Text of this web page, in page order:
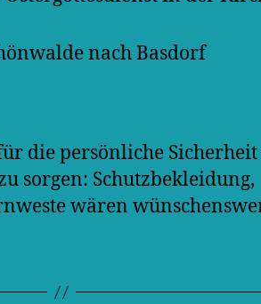
nach Basdorf
die persönliche
sorgen: Schutzbekleidung,
wären